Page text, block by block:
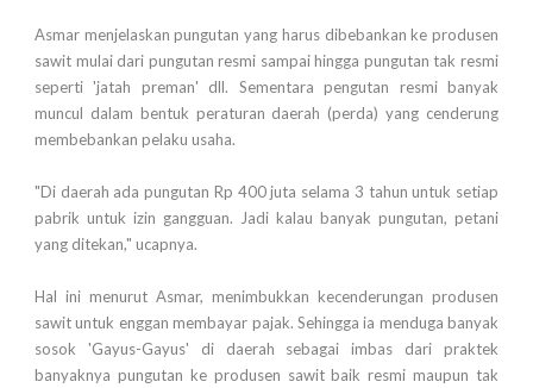
Asmar menjelaskan pungutan yang harus dibebankan ke produsen
sawit mulai dari pungutan resmi sampai hingga pungutan tak resmi
seperti 'jatah preman' dll. Sementara pengutan resmi banyak
muncul dalam bentuk peraturan daerah (perda) yang cenderung
membebankan pelaku usaha.
"Di daerah ada pungutan Rp 400 juta selama 3 tahun untuk setiap
pabrik untuk izin gangguan. Jadi kalau banyak pungutan, petani
yang ditekan," ucapnya.
Hal ini menurut Asmar, menimbukkan kecenderungan produsen
sawit untuk enggan membayar pajak. Sehingga ia menduga banyak
sosok 'Gayus-Gayus' di daerah sebagai imbas dari praktek
banyaknya pungutan ke produsen sawit baik resmi maupun tak